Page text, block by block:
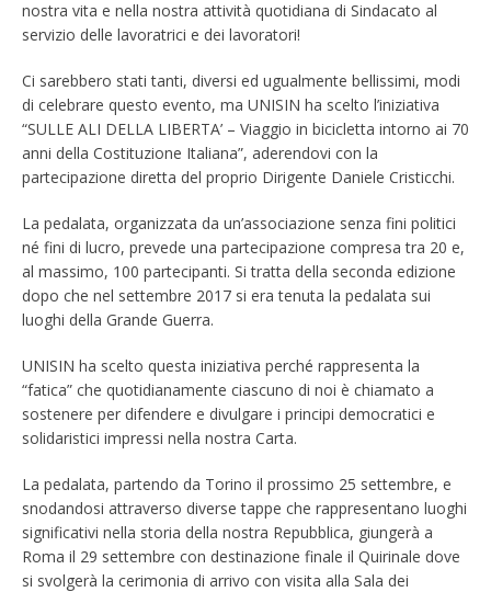
nostra vita e nella nostra attività quotidiana di Sindacato al
servizio delle lavoratrici e dei lavoratori!
Ci sarebbero stati tanti, diversi ed ugualmente bellissimi, modi
di celebrare questo evento, ma UNISIN ha scelto l’iniziativa
“SULLE ALI DELLA LIBERTA’ – Viaggio in bicicletta intorno ai 70
anni della Costituzione Italiana”, aderendovi con la
partecipazione diretta del proprio Dirigente Daniele Cristicchi.
La pedalata, organizzata da un’associazione senza fini politici
né fini di lucro, prevede una partecipazione compresa tra 20 e,
al massimo, 100 partecipanti. Si tratta della seconda edizione
dopo che nel settembre 2017 si era tenuta la pedalata sui
luoghi della Grande Guerra.
UNISIN ha scelto questa iniziativa perché rappresenta la
“fatica” che quotidianamente ciascuno di noi è chiamato a
sostenere per difendere e divulgare i principi democratici e
solidaristici impressi nella nostra Carta.
La pedalata, partendo da Torino il prossimo 25 settembre, e
snodandosi attraverso diverse tappe che rappresentano luoghi
significativi nella storia della nostra Repubblica, giungerà a
Roma il 29 settembre con destinazione finale il Quirinale dove
si svolgerà la cerimonia di arrivo con visita alla Sala dei